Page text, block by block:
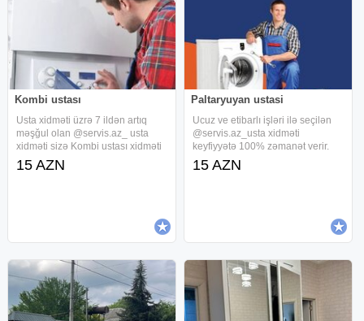
Kombi ustası
Usta xidməti üzrə 7 ildən artıq
məşğul olan @servis.az_ usta
xidməti sizə Kombi ustası xidməti
təklif edir. Biz sizin vaxtınıza və
pulunuza qənaət etmək üçün
15 AZN
Paltaryuyan ustasi
Ucuz ve etibarlı işləri ilə seçilən
@servis.az_usta xidməti
keyfiyyətə 100% zəmanət verir.
Xidmətlərimiz: - Paltaryuyan
Maşınların təmiri -Paltaryuyan
15 AZN